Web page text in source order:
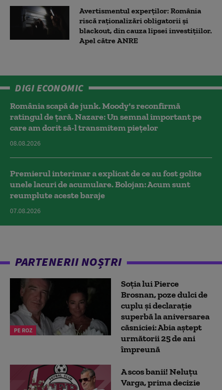
Avertismentul experților: România
riscă raționalizări obligatorii și
blackout, din cauza lipsei investițiilor.
Apel către ANRE
DIGI ECONOMIC
România scapă de junk. Moody's reconfirmă
ratingul de țară. Nazare: Un semnal important pe
care am dorit să-l transmitem piețelor
08.08.2026
Premierul interimar a explicat de ce au fost golite
unele lacuri de acumulare. Bolojan: Acum sunt
reumplute aceste baraje
07.08.2026
PARTENERII NOȘTRI
PE ROZ
Soția lui Pierce
Brosnan, poze dulci de
cuplu și declarație
superbă la aniversarea
căsniciei: Abia aștept
următorii 25 de ani
împreună
A scos banii! Neluțu
Varga, prima decizie